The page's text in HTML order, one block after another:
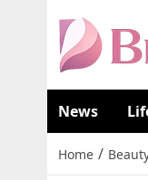
News
Home /